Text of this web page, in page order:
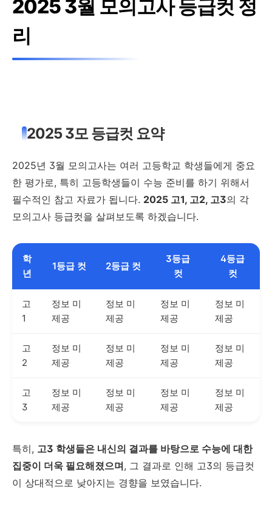
2025 3월 모의고사 등급컷 정
리
2025 3모 등급컷 요약
2025년 3월 모의고사는 여러 고등학교 학생들에게 중요
한 평가로, 특히 고등학생들이 수능 준비를 하기 위해서
필수적인 참고 자료가 됩니다. 2025 고1, 고2, 고3의 각
모의고사 등급컷을 살펴보도록 하겠습니다.
학
년
1등급 컷 2등급 컷
3등급
컷
4등급
컷
고
1
정보 미
제공
정보 미
제공
정보 미
제공
정보 미
제공
고
2
정보 미
제공
정보 미
제공
정보 미
제공
정보 미
제공
고
3
정보 미
제공
정보 미
제공
정보 미
제공
정보 미
제공
특히, 고3 학생들은 내신의 결과를 바탕으로 수능에 대한
집중이 더욱 필요해졌으며, 그 결과로 인해 고3의 등급컷
이 상대적으로 낮아지는 경향을 보였습니다.